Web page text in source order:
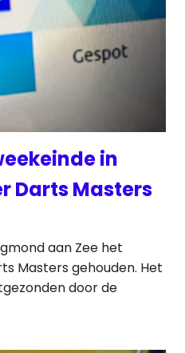
in
Darts Masters
aan Zee het
Masters gehouden. Het
door de